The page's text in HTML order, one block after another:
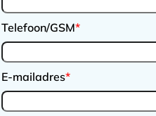
Telefoon/GSM*
E-mailadres*